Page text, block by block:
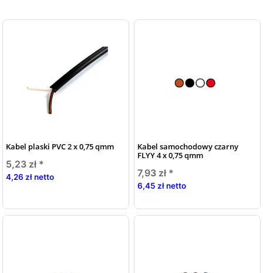
Kabel plaski PVC 2 x 0,75 qmm
5,23 zł *
4,26 zł netto
Kabel samochodowy czarny
FLYY 4 x 0,75 qmm
7,93 zł *
6,45 zł netto